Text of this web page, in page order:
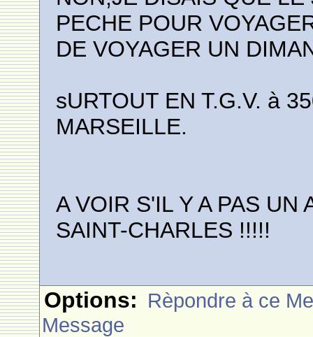
PECHE POUR
DE VOYAGER UN
sURTOUT EN T.G.V. à
MARSEILLE.
A VOIR S'IL Y A PAS UN
SAINT-CHARLES !!!!!
Options: Rèpondre à ce
Message